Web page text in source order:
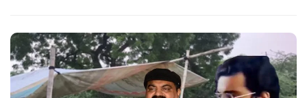
जनाधिकार महासभा के आह्वान पर आयोजित किया जा रहा है.